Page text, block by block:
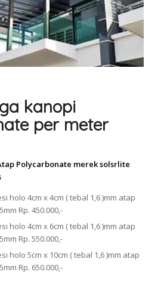
kanopi
per meter
Polycarbonate merek solsrlite
holo 4cm x 4cm ( tebal 1,6 )mm atap
Rp. 450.000,-
holo 4cm x 6cm ( tebal 1,6 )mm atap
Rp. 550.000,-
holo 5cm x 10cm ( tebal 1,6 )mm atap
Rp. 650.000,-